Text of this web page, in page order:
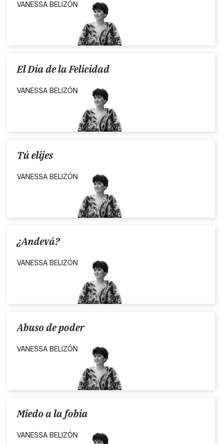
VANESSA BELIZÓN
El Día de la Felicidad
VANESSA BELIZÓN
Tú elijes
VANESSA BELIZÓN
¿Andevá?
VANESSA BELIZÓN
Abuso de poder
VANESSA BELIZÓN
Miedo a la fobia
VANESSA BELIZÓN